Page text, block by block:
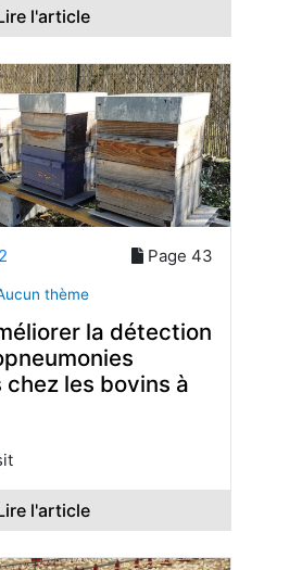
l'article
Page 43
thème
la détection
les bovins à
l'article